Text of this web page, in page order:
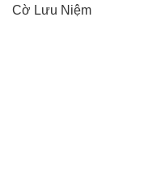
Cờ Lưu Niệm